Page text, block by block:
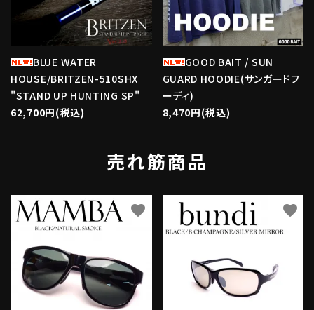
BLUE WATER
HOUSE/BRITZEN-510SHX
"STAND UP HUNTING SP"
62,700円(税込)
GOOD BAIT / SUN
GUARD HOODIE(サンガードフ
ーディ)
8,470円(税込)
売れ筋商品
favorite favorite